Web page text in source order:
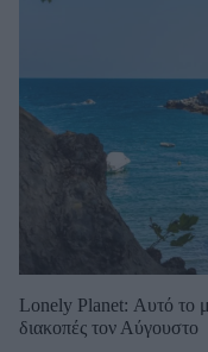
Lonely Planet: Αυτό το
διακοπές τον Αύγουστο